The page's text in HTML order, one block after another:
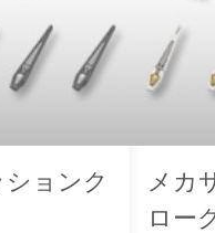
ョンク
メカ
ロー